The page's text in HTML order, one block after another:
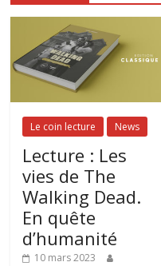
Le coin lecture News
Lecture : Les
vies de The
Walking Dead.
En quête
d’humanité
10 mars 2023